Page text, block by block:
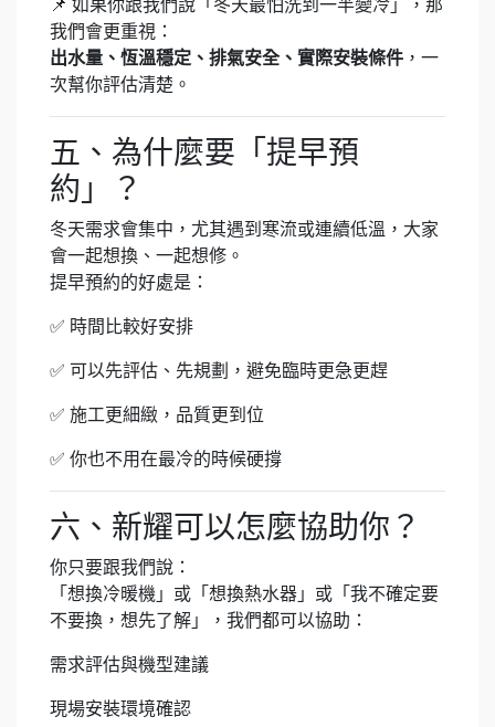
📌 如果你跟我們說「冬天最怕洗到一半變冷」，那
我們會更重視：
出水量、恆溫穩定、排氣安全、實際安裝條件 ，一
次幫你評估清楚。
五、為什麼要「提早預
約」？
冬天需求會集中，尤其遇到寒流或連續低溫，大家
會一起想換、一起想修。
提早預約的好處是：
✅ 時間比較好安排
✅ 可以先評估、先規劃，避免臨時更急更趕
✅ 施工更細緻，品質更到位
✅ 你也不用在最冷的時候硬撐
六、新耀可以怎麼協助你？
你只要跟我們說：
「想換冷暖機」或「想換熱水器」或「我不確定要
不要換，想先了解」，我們都可以協助：
需求評估與機型建議
現場安裝環境確認